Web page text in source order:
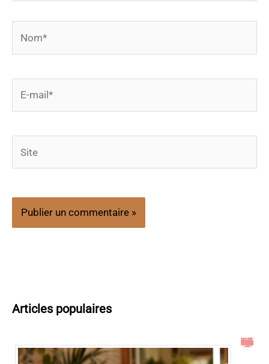
Articles populaires
Idées de coupe cheveux mi long dégradé effilé avec frange à 60 ans